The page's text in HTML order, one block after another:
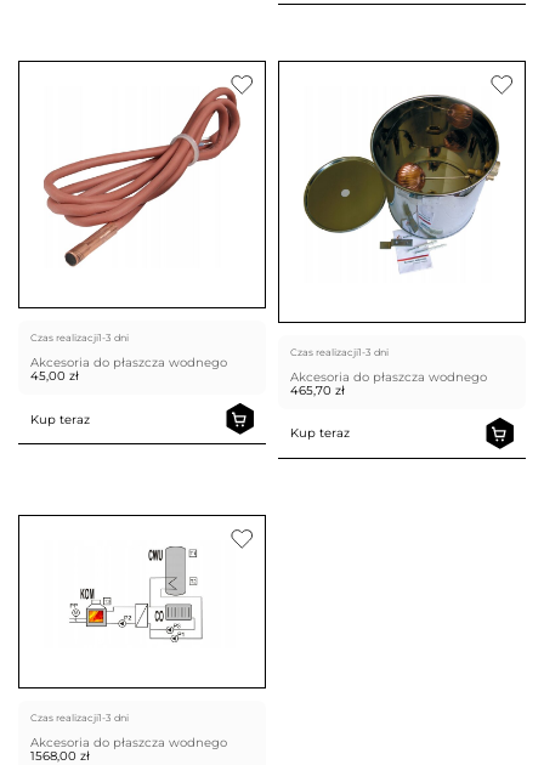
Czas realizacji1-3 dni
Akcesoria do płaszcza wodnego
45,00 zł
Kup teraz
Czas realizacji1-3 dni
Akcesoria do płaszcza wodnego
465,70 zł
Kup teraz
Czas realizacji1-3 dni
Akcesoria do płaszcza wodnego
1568,00 zł